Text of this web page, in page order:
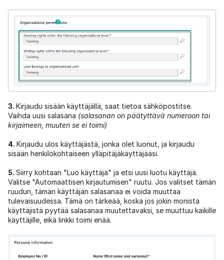
3. Kirjaudu sisään käyttäjällä, saat tietoa sähköpostitse.
Vaihda uusi salasana (salasanan on päätyttävä numeroon tai
kirjaimeen, muuten se ei toimi)
4. Kirjaudu ulos käyttäjästä, jonka olet luonut, ja kirjaudu
sisään henkilökohtaiseen ylläpitäjäkäyttäjääsi.
5. Siirry kohtaan "Luo käyttäjä" ja etsi uusi luotu käyttäjä.
Valitse "Automaattisen kirjautumisen" ruutu. Jos valitset tämän
ruudun, tämän käyttäjän salasanaa ei voida muuttaa
tulevaisuudessa. Tämä on tärkeää, koska jos jokin monista
käyttäjistä pyytää salasanaa muutettavaksi, se muuttuu kaikille
käyttäjille, eikä linkki toimi enää.